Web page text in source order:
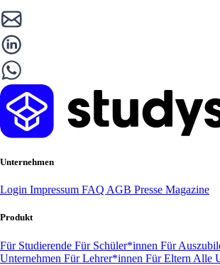
Unternehmen
Login Impressum FAQ AGB Presse Magazine
Produkt
Für Studierende Für Schüler*innen Für
Unternehmen Für Lehrer*innen Für Eltern Alle